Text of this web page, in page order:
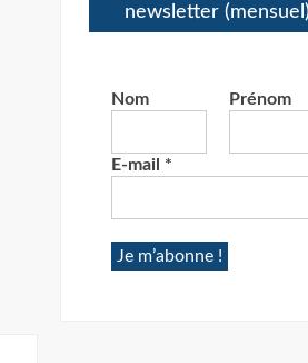
newsletter (mensuel)
Nom Prénom
E-mail *